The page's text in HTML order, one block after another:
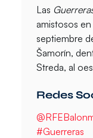
Las
amistosos
septiembre
Šamorín,
Streda, al
Redes
#Guerreras